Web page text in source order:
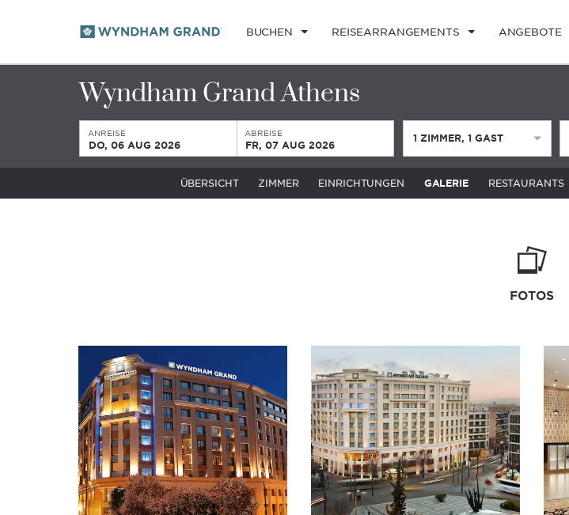
BUCHEN REISEARRANGEMENTS ANGEBOTE
Wyndham Grand Athens
ANREISE
DO, 06 AUG 2026
ABREISE
FR, 07 AUG 2026
1 ZIMMER,1 GAST
ÜBERSICHT ZIMMER EINRICHTUNGEN GALERIE RESTAURANTS
FOTOS